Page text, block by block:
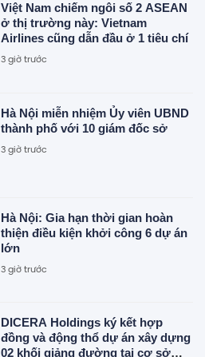
Việt Nam chiếm ngôi số 2 ASEAN
ở thị trường này: Vietnam
Airlines cũng dẫn đầu ở 1 tiêu chí
3 giờ trước
Hà Nội miễn nhiệm Ủy viên UBND
thành phố với 10 giám đốc sở
3 giờ trước
Hà Nội: Gia hạn thời gian hoàn
thiện điều kiện khởi công 6 dự án
lớn
3 giờ trước
DICERA Holdings ký kết hợp
đồng và động thổ dự án xây dựng
02 khối giảng đường tại cơ sở